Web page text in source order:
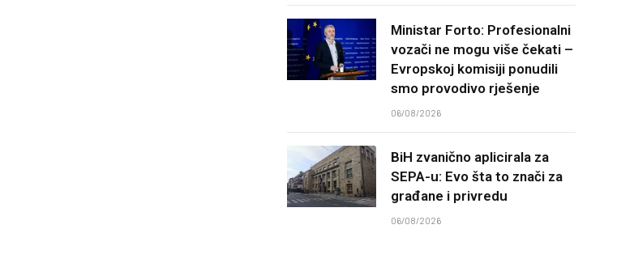
Ministar Forto: Profesionalni
vozači ne mogu više čekati –
Evropskoj komisiji ponudili
smo provodivo rješenje
06/08/2026
BiH zvanično aplicirala za
SEPA-u: Evo šta to znači za
građane i privredu
06/08/2026